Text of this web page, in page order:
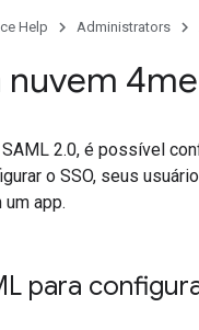
Help Administrators
nuvem 4me
2.0, é possível
o SSO, seus
app.
para